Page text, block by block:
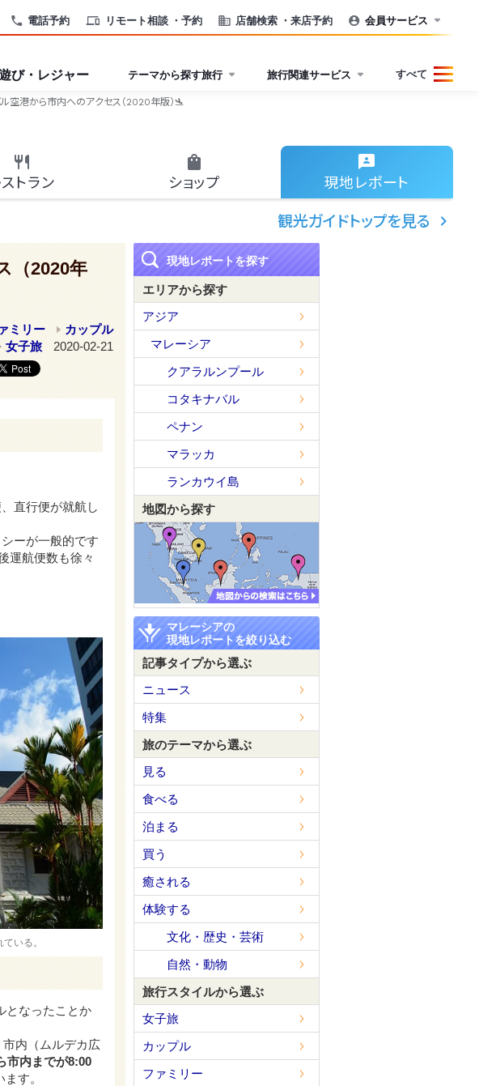
電話予約 リモート相談 ・予約 店舗検索 ・来店予約 会員サービス
び・レジャー テーマから探す旅行 旅行関連サービス すべて
ル空港から市内へのアクセス（2020年版）🛬
ストラン ショップ 現地 レポート
観光ガイドトップを見る
（2020年
ミリー
カップル
女子旅
2020-02-21
直行便が就航し
ーが一般的です
運航便数も徐々
いる。
となったことか
内（ムルデカ広
市内までが8:00
す。
現地レポートを探す
エリアから探す
アジア
マレーシア
クアラルンプール
コタキナバル
ペナン
マラッカ
ランカウイ島
地図から探す
マレーシアの
現地レポートを絞り込む
記事タイプから選ぶ
ニュース
特集
旅のテーマから選ぶ
見る
食べる
泊まる
買う
癒される
体験する
文化・歴史・芸術
自然・動物
旅行スタイルから選ぶ
女子旅
カップル
ファミリー